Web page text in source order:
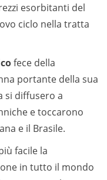
esorbitanti del
ciclo nella tratta
fece della
portante della sua
si diffusero a
e toccarono
e il Brasile.
facile la
in tutto il mondo